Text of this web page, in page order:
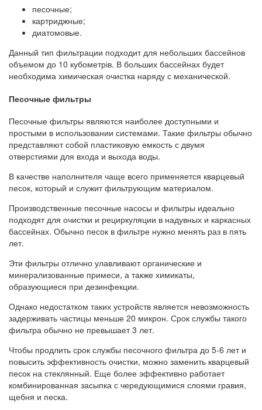
песочные;
картриджные;
диатомовые.
Данный тип фильтрации подходит для небольших бассейнов
объемом до 10 кубометрів. В больших бассейнах будет
необходима химическая очистка наряду с механической.
Песочные фильтры
Песочные фильтры являются наиболее доступными и
простыми в использовании системами. Такие фильтры обычно
представляют собой пластиковую емкость с двумя
отверстиями для входа и выхода воды.
В качестве наполнителя чаще всего применяется кварцевый
песок, который и служит фильтрующим материалом.
Производственные песочные насосы и фильтры идеально
подходят для очистки и рециркуляции в надувных и каркасных
бассейнах. Обычно песок в фильтре нужно менять раз в пять
лет.
Эти фильтры отлично улавливают органические и
минерализованные примеси, а также химикаты,
образующиеся при дезинфекции.
Однако недостатком таких устройств является невозможность
задерживать частицы меньше 20 микрон. Срок службы такого
фильтра обычно не превышает 3 лет.
Чтобы продлить срок службы песочного фильтра до 5-6 лет и
повысить эффективность очистки, можно заменить кварцевый
песок на стеклянный. Еще более эффективно работает
комбинированная засыпка с чередующимися слоями гравия,
щебня и песка.